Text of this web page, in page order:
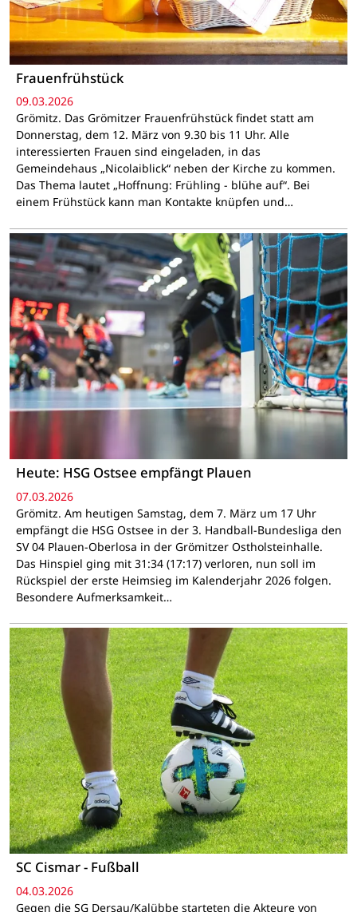
Frauenfrühstück
09.03.2026
Grömitz. Das Grömitzer Frauenfrühstück findet statt am
Donnerstag, dem 12. März von 9.30 bis 11 Uhr. Alle
interessierten Frauen sind eingeladen, in das
Gemeindehaus „Nicolaiblick“ neben der Kirche zu kommen.
Das Thema lautet „Hoffnung: Frühling - blühe auf“. Bei
einem Frühstück kann man Kontakte knüpfen und…
Heute: HSG Ostsee empfängt Plauen
07.03.2026
Grömitz. Am heutigen Samstag, dem 7. März um 17 Uhr
empfängt die HSG Ostsee in der 3. Handball-Bundesliga den
SV 04 Plauen-Oberlosa in der Grömitzer Ostholsteinhalle.
Das Hinspiel ging mit 31:34 (17:17) verloren, nun soll im
Rückspiel der erste Heimsieg im Kalenderjahr 2026 folgen.
Besondere Aufmerksamkeit…
SC Cismar - Fußball
04.03.2026
Gegen die SG Dersau/Kalübbe starteten die Akteure von